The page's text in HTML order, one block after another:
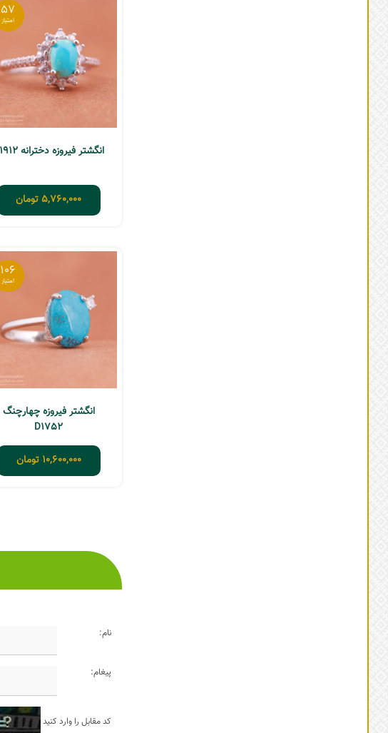
57
انگشتر فیروزه دخترانه D1912
5,760,000تومان
106
انگشتر فیروزه چهارچنگ
D1752
10,600,000 تومان
1
نام:
پیغام:
کد مقابل را وارد کنید